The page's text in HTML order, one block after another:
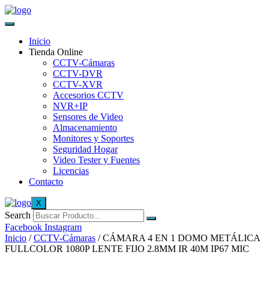
Inicio
Tienda Online
CCTV-Cámaras
CCTV-DVR
CCTV-XVR
Accesorios CCTV
NVR+IP
Sensores de Video
Almacenamiento
Monitores y Soportes
Seguridad Hogar
Video Tester y Fuentes
Licencias
Contacto
X
Search
Facebook Instagram
Inicio /CCTV-Cámaras / CÁMARA 4 EN 1 DOMO METÁLICA
FULLCOLOR 1080P LENTE FIJO 2.8MM IR 40M IP67 MIC